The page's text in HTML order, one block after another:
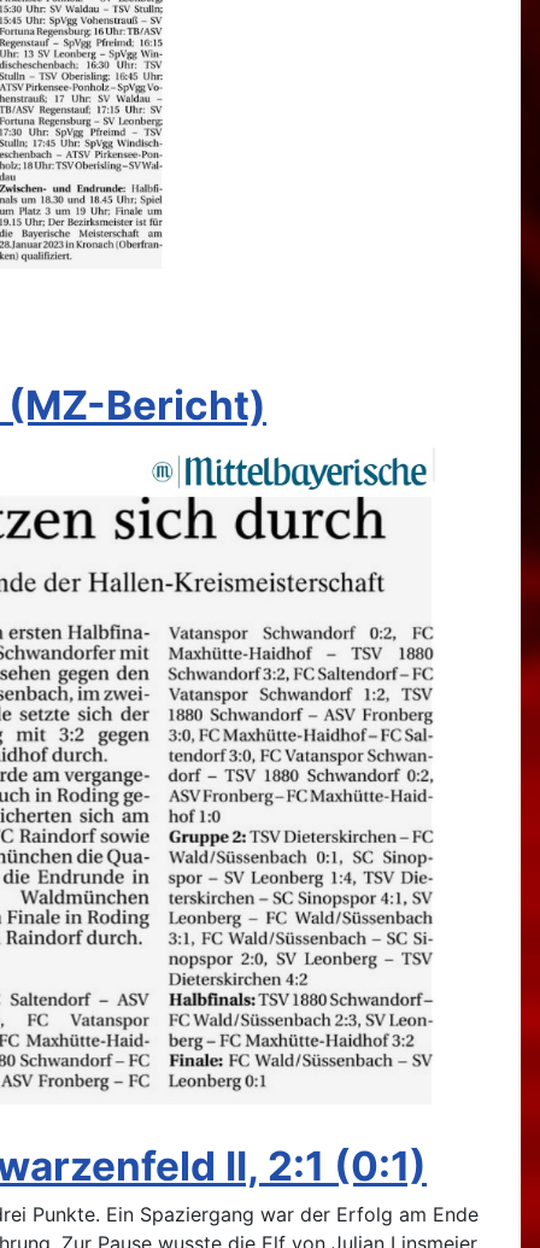
(MZ-Bericht)
II, 2:1 (0:1)
Punkte. Ein Spaziergang war der Erfolg am Ende